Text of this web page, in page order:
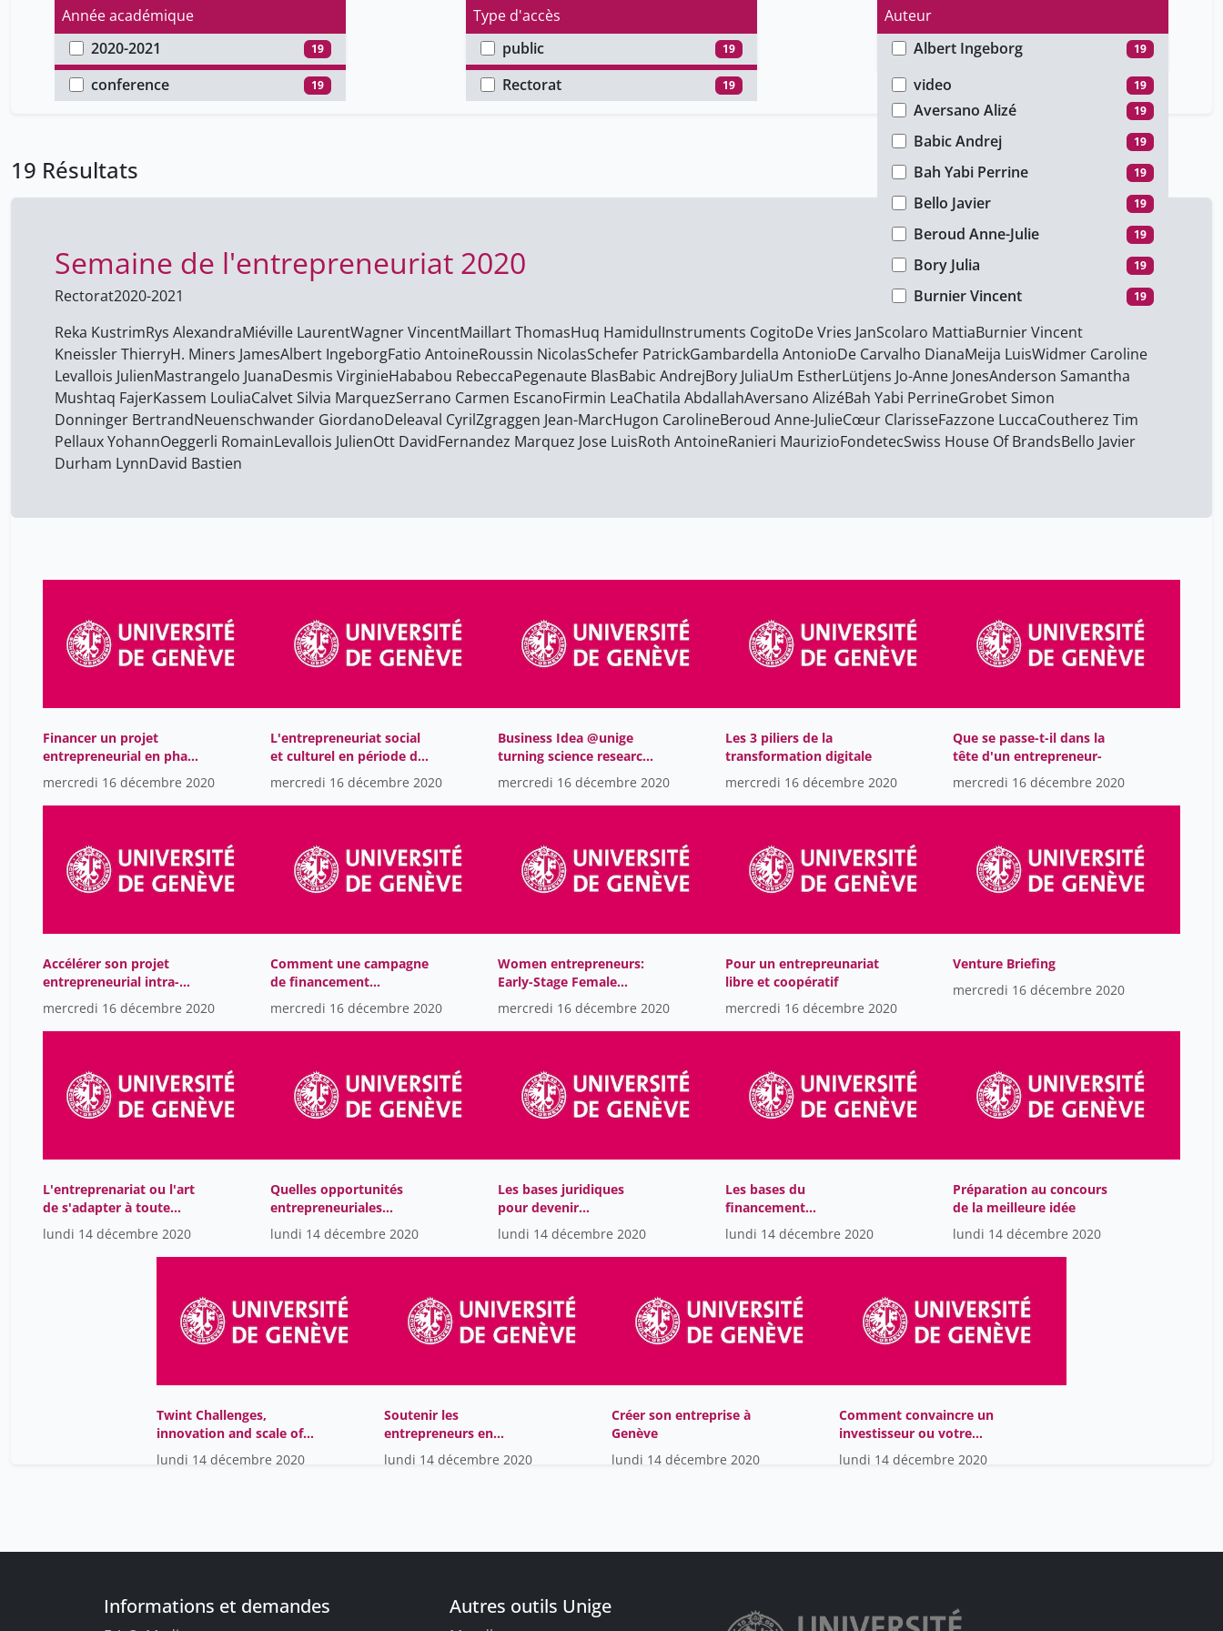
Année académique
2020-2021
19
Type d'accès
public
19
Auteur
Albert ​Ingeborg
19
Anderson ​Samantha 19
Aversano ​Alizé 19
Babic Andrej 19
Bah Yabi Perrine 19
Bello Javier 19
Beroud Anne-Julie 19
Bory Julia 19
Burnier Vincent 19
Calvet Silvia Marquez
Chatila Abdallah 19
Coutherez Tim
Cœur Clarisse 19
David Bastien
Fazzone Lucca 19
Fernandez Marquez Jose
Fondetec
Gambardella Antonio
H. Miners ​James 19
HUQ Hamidul 19
Hugon Caroline 19
Instruments Cogito
Kassem Loulia
Kneissler Thierry 19
Levallois ​Julien 19
Lütjens Jo-Anne Jones 19
Mastrangelo Juana
Meija Luis
Neuenschwander Giordano
Oeggerli Romain
Pellaux Yohann
Ranieri Maurizio
Roussin Nicolas 19
Schefer Patrick
Type de document
conference
19
Faculté
Rectorat
19
Type de média
video
19
19 Résultats
Semaine de l'entrepreneuriat 2020
Rectorat2020-2021
Reka KustrimRys AlexandraMiéville LaurentWagner VincentMaillart ThomasHuq HamidulInstruments CogitoDe Vries JanScolaro MattiaBurnier Vincent
Kneissler ThierryH. Miners ​JamesAlbert ​IngeborgFatio AntoineRoussin NicolasSchefer PatrickGambardella AntonioDe Carvalho DianaMeija LuisWidmer Caroline
Levallois ​JulienMastrangelo JuanaDesmis VirginieHababou RebeccaPegenaute BlasBabic AndrejBory JuliaUm EstherLütjens Jo-Anne JonesAnderson ​Samantha
Mushtaq FajerKassem LouliaCalvet Silvia MarquezSerrano Carmen EscanoFirmin LeaChatila AbdallahAversano ​AlizéBah Yabi PerrineGrobet Simon
Donninger BertrandNeuenschwander GiordanoDeleaval CyrilZgraggen Jean-MarcHugon CarolineBeroud Anne-JulieCœur ClarisseFazzone LuccaCoutherez Tim
Pellaux YohannOeggerli RomainLevallois JulienOtt DavidFernandez Marquez Jose LuisRoth AntoineRanieri MaurizioFondetecSwiss House Of BrandsBello Javier
Durham LynnDavid Bastien
Financer un projet
entrepreneurial en phase
de démarrage
mercredi 16 décembre 2020
L'entrepreneuriat social
et culturel en période de
confinement gouffre ou
opportunité-
mercredi 16 décembre 2020
Business Idea @unige
turning science research
into successful
companies
mercredi 16 décembre 2020
Les 3 piliers de la
transformation digitale
mercredi 16 décembre 2020
Que se passe-t-il dans la
tête d'un entrepreneur-
mercredi 16 décembre 2020
Accélérer son projet
entrepreneurial intra-
muros Présentation des
pré-incubateurs de
l'UNIGE
mercredi 16 décembre 2020
Comment une campagne
de financement
participatif propulse
votre projet-
mercredi 16 décembre 2020
Women entrepreneurs:
Early-Stage Female
Founder Roundtable
mercredi 16 décembre 2020
Pour un entrepreunariat
libre et coopératif
mercredi 16 décembre 2020
Venture Briefing
mercredi 16 décembre 2020
L'entreprenariat ou l'art
de s'adapter à toute
situation
lundi 14 décembre 2020
Quelles opportunités
entrepreneuriales
offertes par la
valorisation de la
recherche-
lundi 14 décembre 2020
Les bases juridiques
pour devenir
entrepreneur
lundi 14 décembre 2020
Les bases du
financement
d'entreprise
lundi 14 décembre 2020
Préparation au concours
de la meilleure idée
lundi 14 décembre 2020
Twint Challenges,
innovation and scale of
business
lundi 14 décembre 2020
Soutenir les
entrepreneurs en
période de crise. Quelles
solutions-
lundi 14 décembre 2020
Créer son entreprise à
Genève
lundi 14 décembre 2020
Comment convaincre un
investisseur ou votre
directeur financier de
votre idée ?
lundi 14 décembre 2020
Informations et demandes Autres outils Unige